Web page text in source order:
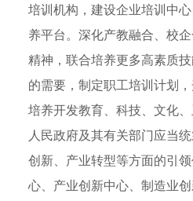
培训机构，建设企业培训中
养平台。深化产教融合、校
精神，联合培养更多高素质
的需要，制定职工培训计划
培养开发教育、科技、文化
人民政府及其有关部门应当
创新、产业转型等方面的引
心、产业创新中心、制造业